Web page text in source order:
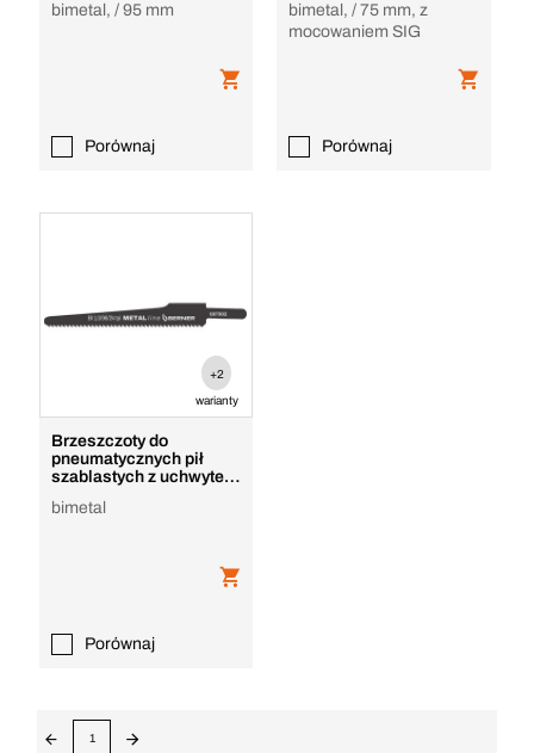
bimetal, / 95 mm
Porównaj
pneumatycznego
bimetal, / 75 mm, z
mocowaniem SIG
Porównaj
+2
warianty
Brzeszczoty do
pneumatycznych pił
szablastych z uchwytem
bimetal
Porównaj
1